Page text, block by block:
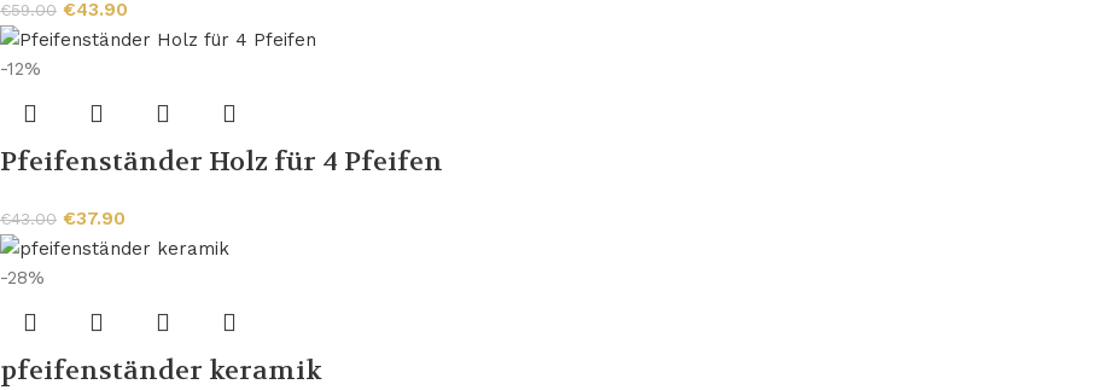
€59.00 €43.90
-12%
Pfeifenständer Holz für 4 Pfeifen
€43.00 €37.90
-28%
pfeifenständer keramik